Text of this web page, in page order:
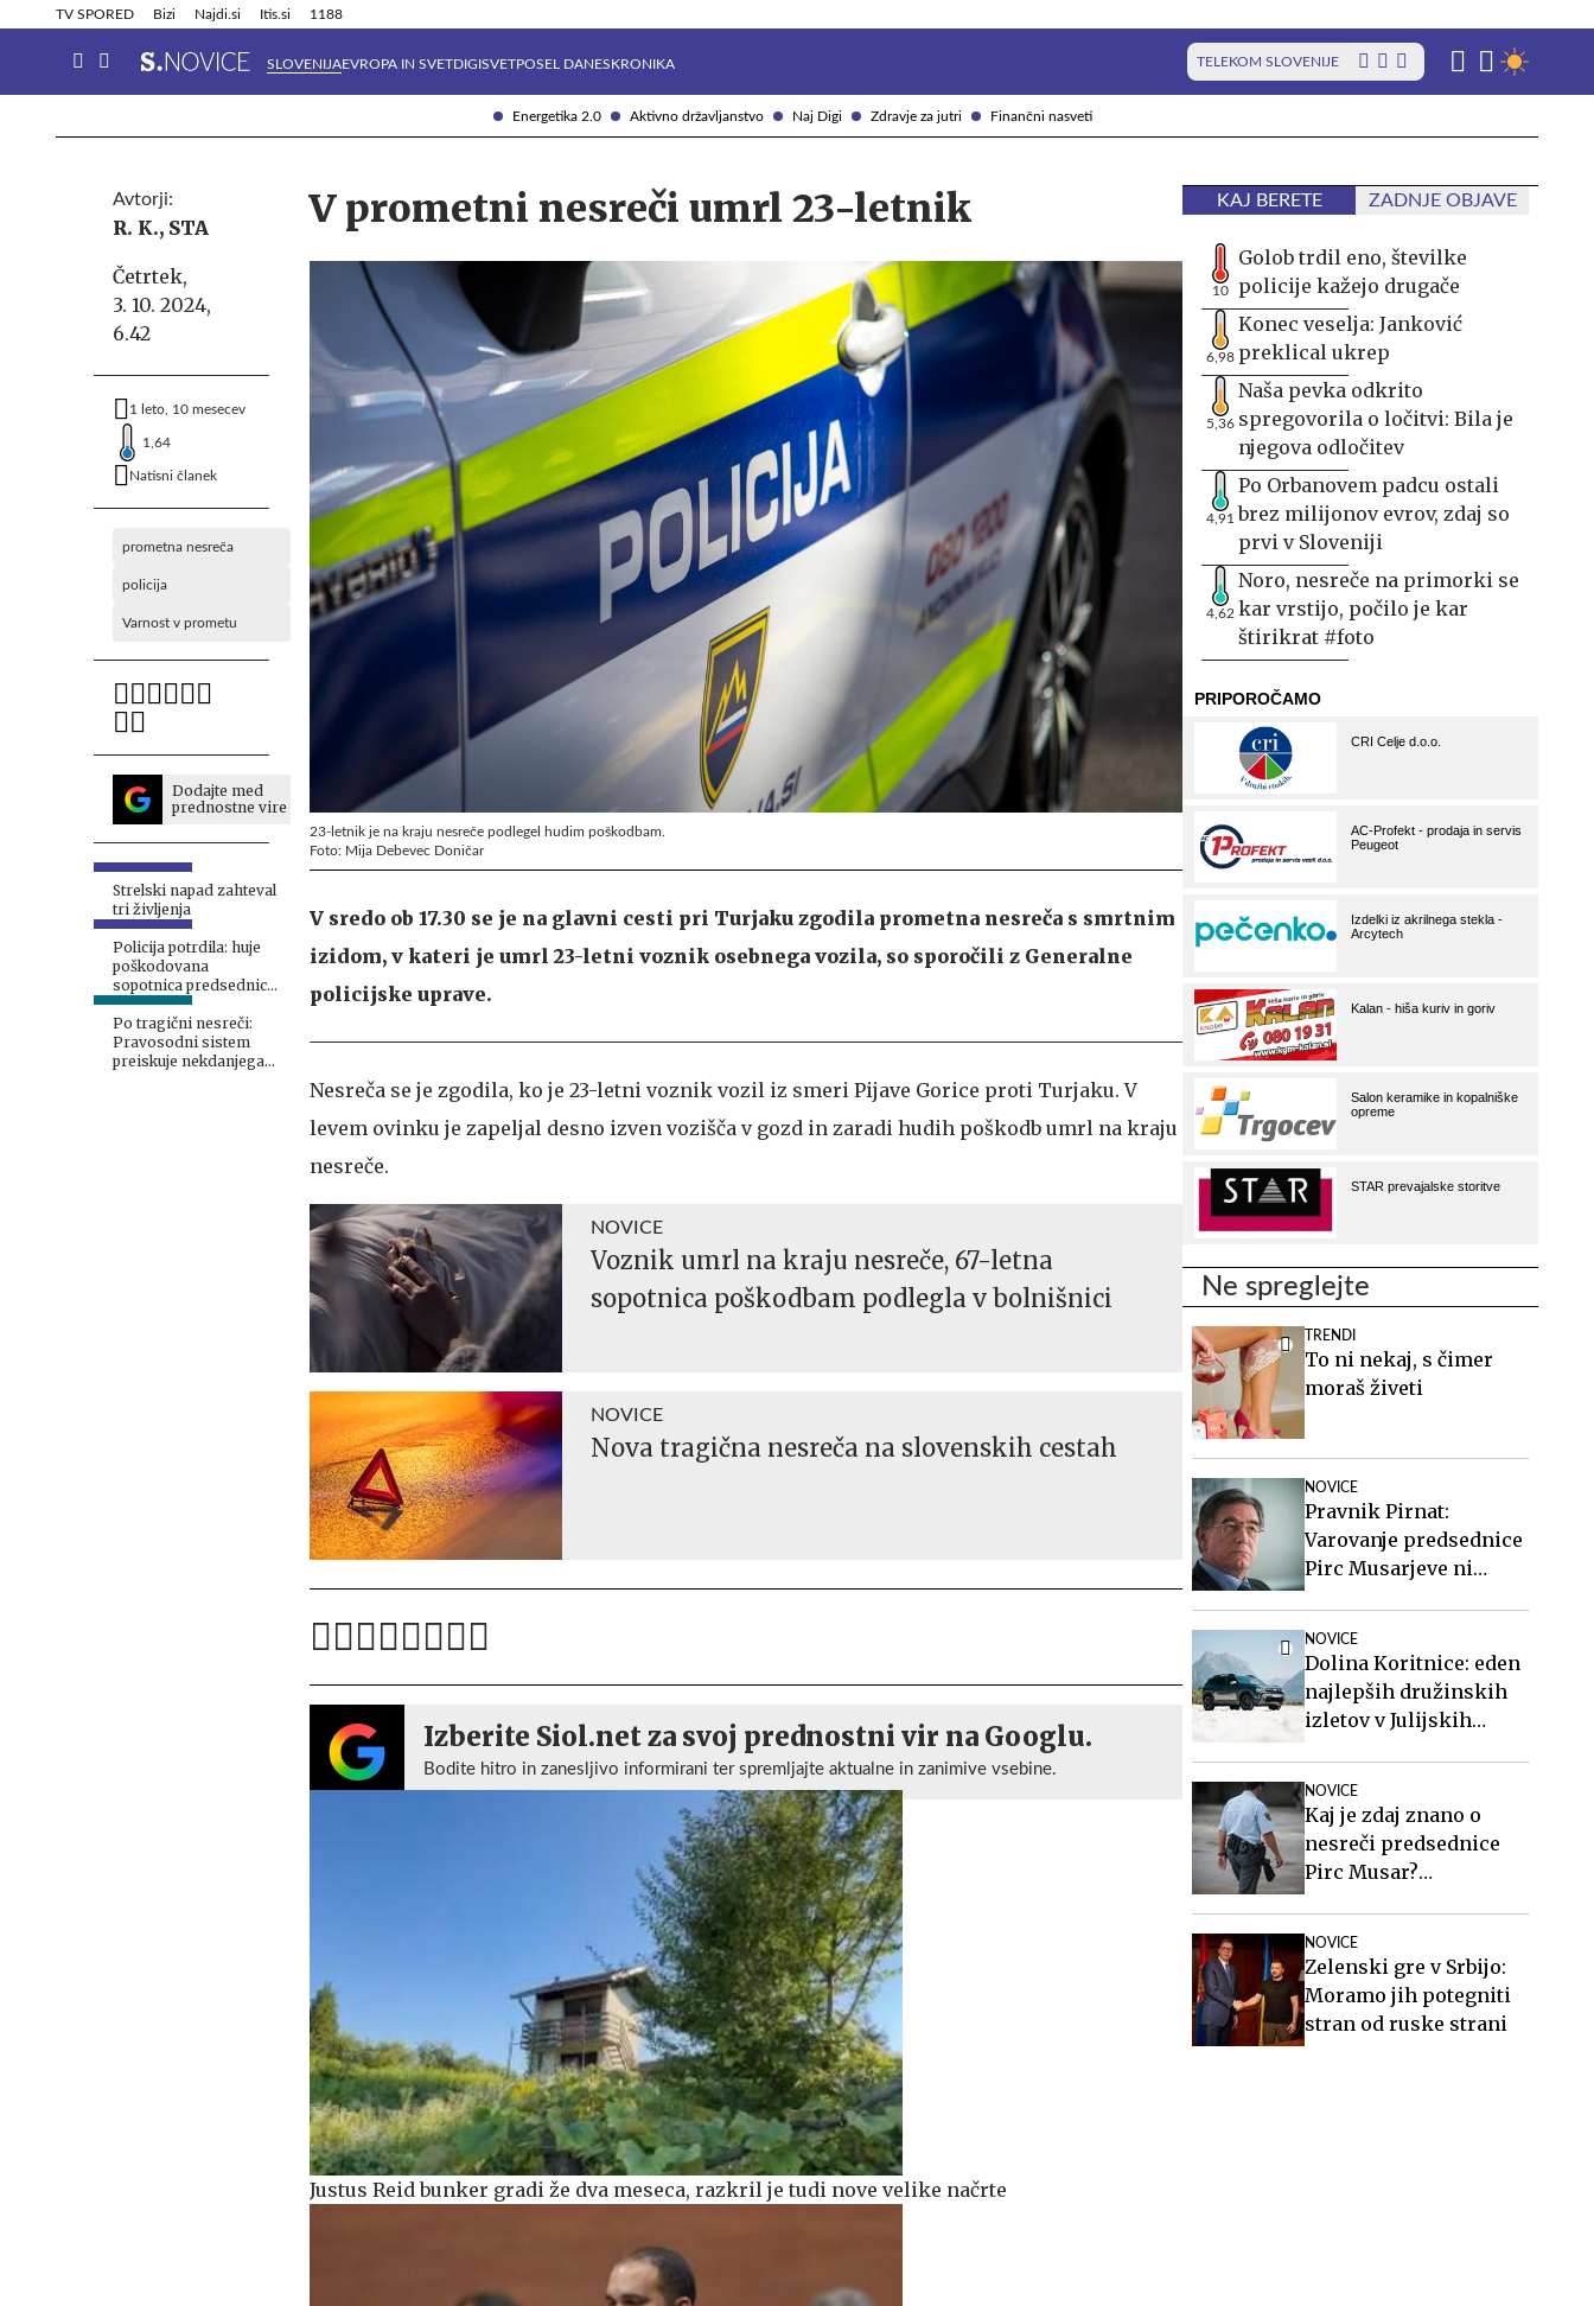
Energetika 2.0 Aktivno državljanstvo Naj Digi Zdravje za jutri Finančni nasveti
TV SPORED Bizi Najdi.si Itis.si 1188
SLOVENIJAEVROPA IN SVETDIGISVETPOSEL DANESKRONIKA TELEKOM SLOVENIJE
Info in obvestila Tehnik
Avtorji:
R. K., STA
Četrtek,
3. 10. 2024,
6.42
1 leto, 10 mesecev
1,64
Natisni članek
prometna nesreča
policija
Varnost v prometu
Dodajte med
prednostne vire
Strelski napad zahteval
tri življenja
Policija potrdila: huje
poškodovana
sopotnica predsednice
je ruska državljanka
Po tragični nesreči:
Pravosodni sistem
preiskuje nekdanjega
V prometni nesreči umrl 23-letnik
23-letnik je na kraju nesreče podlegel hudim poškodbam.
Foto: Mija Debevec Doničar
V sredo ob 17.30 se je na glavni cesti pri Turjaku zgodila prometna nesreča s smrtnim
izidom, v kateri je umrl 23-letni voznik osebnega vozila, so sporočili z Generalne
policijske uprave.
Nesreča se je zgodila, ko je 23-letni voznik vozil iz smeri Pijave Gorice proti Turjaku. V
levem ovinku je zapeljal desno izven vozišča v gozd in zaradi hudih poškodb umrl na kraju
nesreče.
NOVICE
Voznik umrl na kraju nesreče, 67-letna
sopotnica poškodbam podlegla v bolnišnici
NOVICE
Nova tragična nesreča na slovenskih cestah
Izberite Siol.net za svoj prednostni vir na Googlu.
Bodite hitro in zanesljivo informirani ter spremljajte aktualne in zanimive vsebine.
Justus Reid bunker gradi že dva meseca, razkril je tudi nove velike načrte
KAJ BERETE ZADNJE OBJAVE
10
Golob trdil eno, številke
policije kažejo drugače
6,98
Konec veselja: Janković
preklical ukrep
5,36
Naša pevka odkrito
spregovorila o ločitvi: Bila je
njegova odločitev
4,91
Po Orbanovem padcu ostali
brez milijonov evrov, zdaj so
prvi v Sloveniji
4,62
Noro, nesreče na primorki se
kar vrstijo, počilo je kar
štirikrat #foto
Ne spreglejte
TRENDI
To ni nekaj, s čimer
moraš živeti
NOVICE
Pravnik Pirnat:
Varovanje predsednice
Pirc Musarjeve ni
NOVICE
Dolina Koritnice: eden
najlepših družinskih
izletov v Julijskih
NOVICE
Kaj je zdaj znano o
nesreči predsednice
Pirc Musar?
NOVICE
Zelenski gre v Srbijo:
Moramo jih potegniti
stran od ruske strani